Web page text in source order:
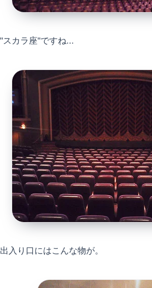
"スカラ座"ですね...
出入り口にはこんな物が。